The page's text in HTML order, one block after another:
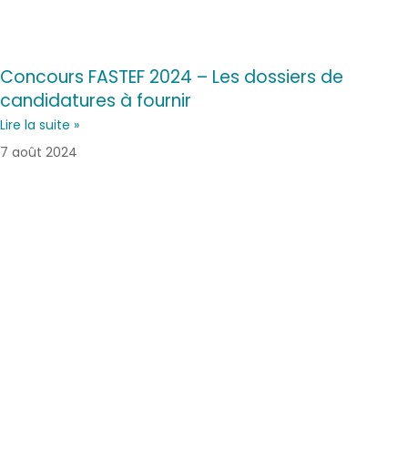
Concours FASTEF 2024 – Les dossiers de
candidatures à fournir
Lire la suite »
7 août 2024